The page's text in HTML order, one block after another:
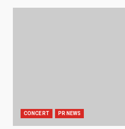
CONCERT PR NEWS